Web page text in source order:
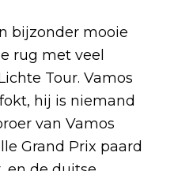
bijzonder mooie
rug met veel
Tour. Vamos
hij is niemand
van Vamos
Grand Prix paard